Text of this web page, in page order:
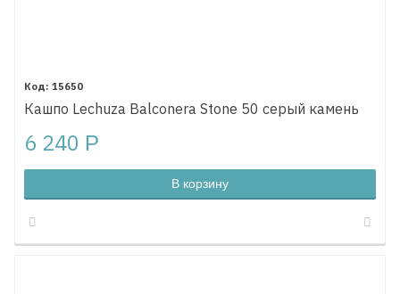
15650
Кашпо Lechuza Balconera Stone 50 серый камень
6 240 Р
В корзину